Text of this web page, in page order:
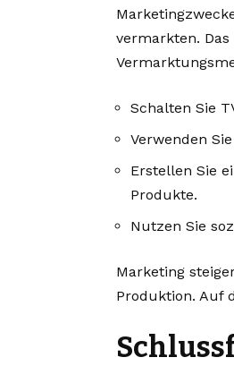
vermarkten.
Schalten Sie
Verwenden
Erstellen Sie
Produkte.
Nutzen Sie
Marketing
Produktion. Auf